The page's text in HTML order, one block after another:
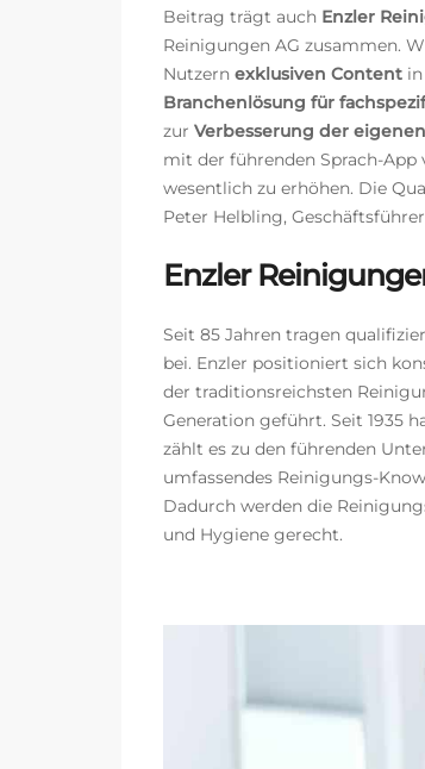
Beitrag trägt auch Enzler
Reinigungen AG zusammen.
Nutzern exklusiven Content
Branchenlösung für
zur Verbesserung der
mit der führenden Sprach-App
wesentlich zu erhöhen. Die
Peter Helbling,
Enzler
Seit 85 Jahren tragen
bei. Enzler positioniert sich
der traditionsreichsten
Generation geführt. Seit 1935
zählt es zu den führenden
umfassendes Reinigungs-
Dadurch werden die
und Hygiene gerecht.